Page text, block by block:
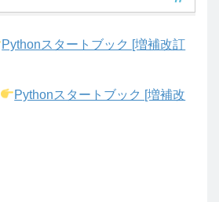
Pythonスタートブック [増補改訂
Pythonスタートブック [増補改